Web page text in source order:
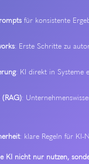
für konsistente
: Erste Schritte zu
: KI direkt in Systeme
(RAG):
: klare Regeln für KI-
KI nicht nur nutzen,